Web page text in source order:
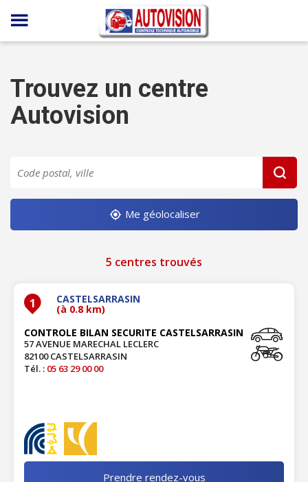
Panneau de gestion des cookies
Trouvez un centre
Autovision
Me géolocaliser
5 centres trouvés
1 CASTELSARRASIN
(à 0.8 km)
CONTROLE BILAN SECURITE CASTELSARRASIN
57 AVENUE MARECHAL LECLERC
82100 CASTELSARRASIN
Tél. : 05 63 29 00 00
Prendre rendez-vous